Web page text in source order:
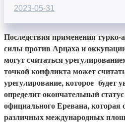
2023-05-31
Последствия применения турко-
силы против Арцаха и
могут считаться
точкой конфликта может
урегулирование, которое будет
определит окончательный
официального Еревана, которая
различных международных